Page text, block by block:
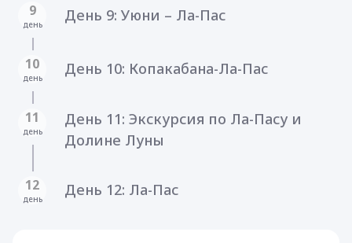
9
день День 9: Уюни – Ла-Пас
10
день День 10: Копакабана-Ла-Пас
11
день
День 11: Экскурсия по Ла-Пасу и
Долине Луны
12
день День 12: Ла-Пас